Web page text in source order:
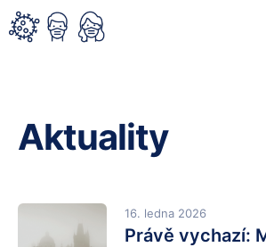
Aktuality
16. ledna 2026
Právě vychazí: